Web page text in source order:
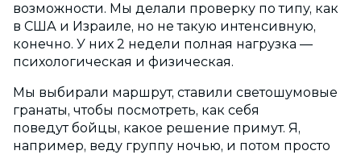
возможности. Мы делали проверку по типу, как
в США и Израиле, но не такую интенсивную,
конечно. У них 2 недели полная нагрузка —
психологическая и физическая.
Мы выбирали маршрут, ставили светошумовые
гранаты, чтобы посмотреть, как себя
поведут бойцы, какое решение примут. Я,
например, веду группу ночью, и потом просто